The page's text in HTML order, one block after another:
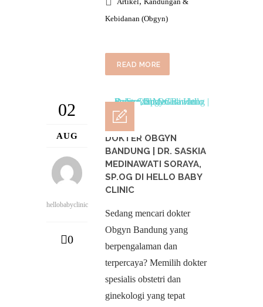
Kebidanan (Obgyn)
READ MORE
02
AUG
hellobabyclinic
0
DOKTER OBGYN
BANDUNG | DR. SASKIA
MEDINAWATI SORAYA,
SP.OG DI HELLO BABY
CLINIC
Sedang mencari dokter
Obgyn Bandung yang
berpengalaman dan
terpercaya? Memilih dokter
spesialis obstetri dan
ginekologi yang tepat